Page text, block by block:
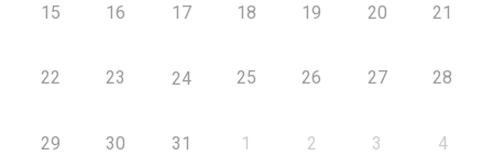
15 16 17 18 19 20 21
22 23 24 25 26 27 28
29 30 31 1 2 3 4